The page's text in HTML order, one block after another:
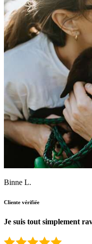
Binne L.
Cliente vérifiée
Je suis tout simplement